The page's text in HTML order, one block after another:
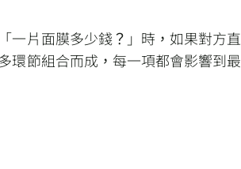
一片面膜多少錢？」時，如果對方直
環節組合而成，每一項都會影響到最